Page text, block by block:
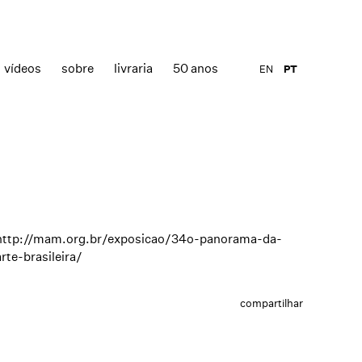
vídeos sobre livraria 50 anos PT
EN
mam.org.br/exposicao/34o-panorama-da-
brasileira/
compartilhar